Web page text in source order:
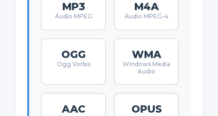
MP3
Áudio MPEG
M4A
Áudio MPEG-4
OGG
Ogg Vorbis
WMA
Windows Media
Audio
AAC OPUS